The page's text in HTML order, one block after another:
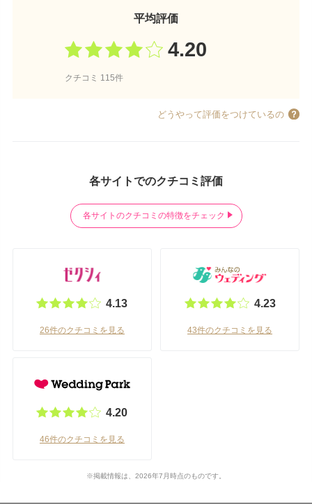
平均評価
4.20
クチコミ 115件
どうやって評価をつけているの
各サイトでのクチコミ評価
各サイトのクチコミの特徴をチェック
4.13
26件のクチコミを見る
4.23
43件のクチコミを見る
4.20
46件のクチコミを見る
※掲載情報は、2026年7月時点のものです。